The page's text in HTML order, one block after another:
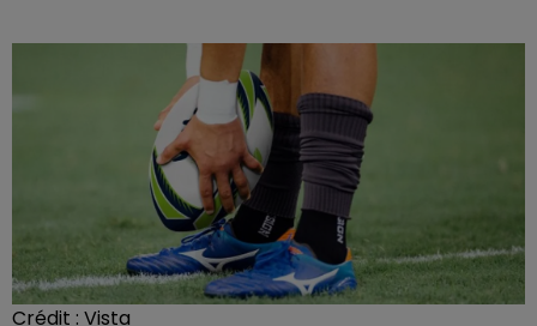
Crédit : Vista